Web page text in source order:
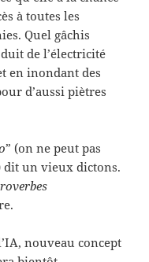
à toutes les
Quel gâchis
de l’électricité
en inondant des
d’aussi piètres
” (on ne peut pas
dit un vieux dictons.
nouveau concept